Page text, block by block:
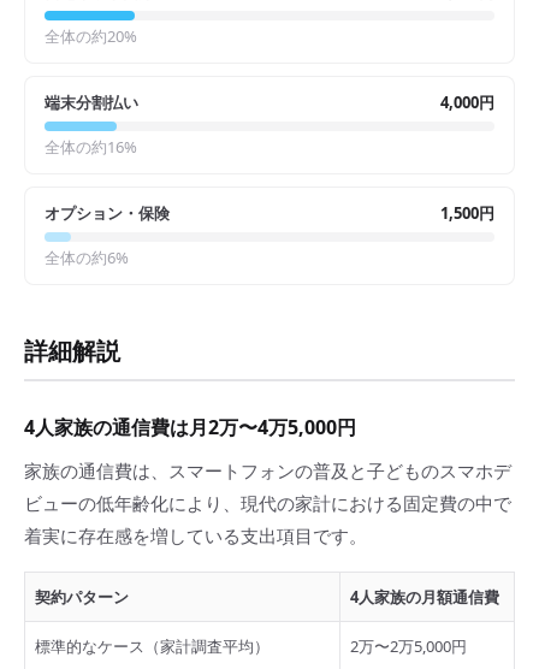
全体の約20%
端末分割払い 4,000円
全体の約16%
オプション・保険 1,500円
全体の約6%
詳細解説
4人家族の通信費は月2万〜4万5,000円
家族の通信費は、スマートフォンの普及と子どものスマホデ
ビューの低年齢化により、現代の家計における固定費の中で
着実に存在感を増している支出項目です。
契約パターン 4人家族の月額通信費
標準的なケース（家計調査平均） 2万〜2万5,000円